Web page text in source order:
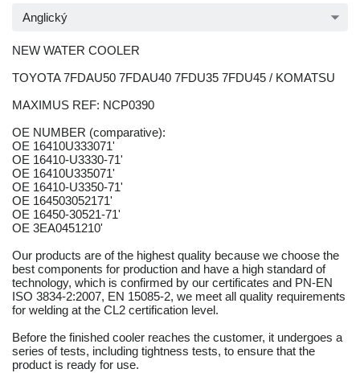
Anglický
NEW WATER COOLER
TOYOTA 7FDAU50 7FDAU40 7FDU35 7FDU45 / KOMATSU
MAXIMUS REF: NCP0390
OE NUMBER (comparative):
OE 16410U333071'
OE 16410-U3330-71'
OE 16410U335071'
OE 16410-U3350-71'
OE 164503052171'
OE 16450-30521-71'
OE 3EA0451210'
Our products are of the highest quality because we choose the
best components for production and have a high standard of
technology, which is confirmed by our certificates and PN-EN
ISO 3834-2:2007, EN 15085-2, we meet all quality requirements
for welding at the CL2 certification level.
Before the finished cooler reaches the customer, it undergoes a
series of tests, including tightness tests, to ensure that the
product is ready for use.